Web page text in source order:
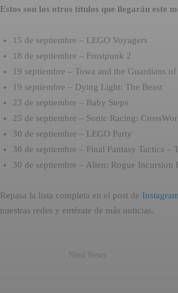
Estos son los otros títulos que llegarán este
15 de septiembre – LEGO Voyagers
18 de septiembre – Frostpunk 2
19 septiembre – Towa and the Guardians of
19 septiembre – Dying Light: The Beast
23 de septiembre – Baby Steps
25 de septiembre – Sonic Racing:
30 de septiembre – LEGO Party
30 de septiembre – Final Fantasy Tactics –
30 de septiembre – Alien: Rogue Incursion
Repasa la lista completa en el post de
nuestras redes y entérate de más noticias.
Nerd News